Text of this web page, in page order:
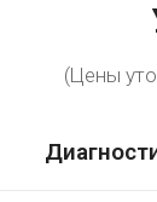
(Цены